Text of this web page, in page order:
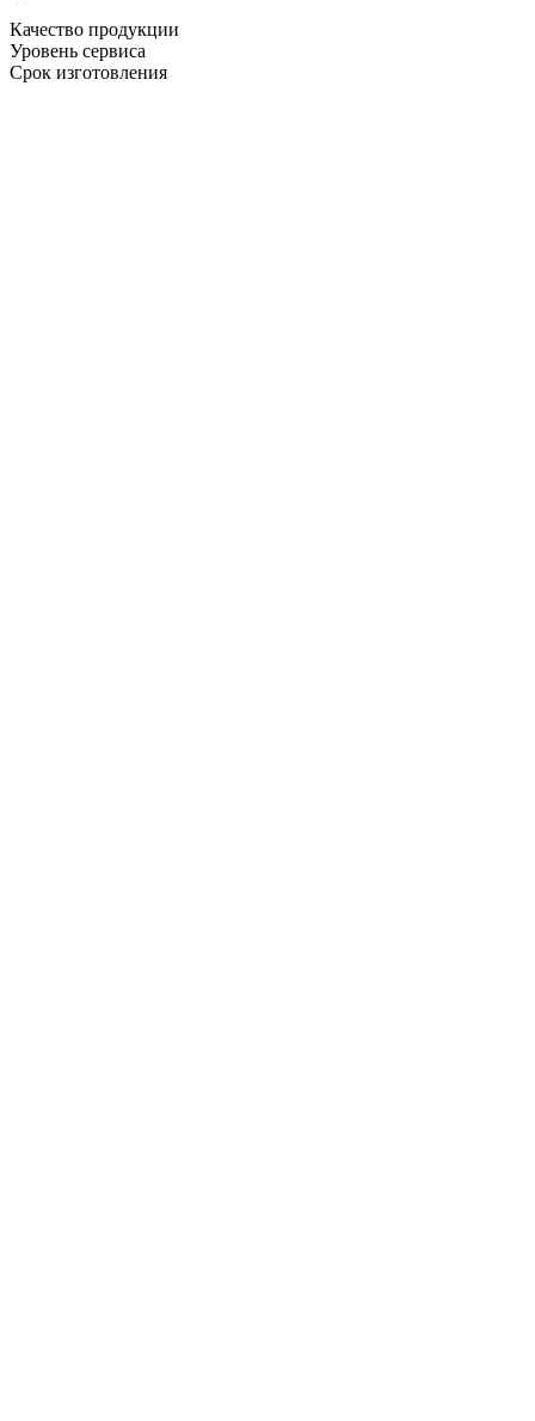
Качество продукции
Уровень сервиса
Срок изготовления